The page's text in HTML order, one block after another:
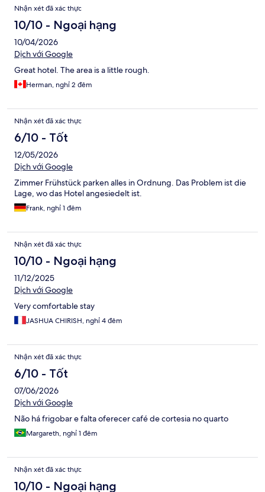
Nhận xét đã xác thực
10/10 - Ngoại hạng
10/04/2026
Dịch với Google
Great hotel. The area is a little rough.
Herman, nghỉ 2 đêm
Nhận xét đã xác thực
6/10 - Tốt
12/05/2026
Dịch với Google
Zimmer Frühstück parken alles in Ordnung. Das Problem ist die
Lage, wo das Hotel angesiedelt ist.
Frank, nghỉ 1 đêm
Nhận xét đã xác thực
10/10 - Ngoại hạng
11/12/2025
Dịch với Google
Very comfortable stay
JASHUA CHIRISH, nghỉ 4 đêm
Nhận xét đã xác thực
6/10 - Tốt
07/06/2026
Dịch với Google
Não há frigobar e falta oferecer café de cortesia no quarto
Margareth, nghỉ 1 đêm
Nhận xét đã xác thực
10/10 - Ngoại hạng